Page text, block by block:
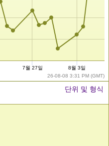
26-08-08 3:31 PM (GMT)
7월 27일 8월 3일
단위 및 형식